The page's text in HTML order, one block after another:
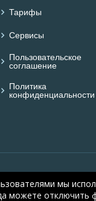
Тарифы
Сервисы
Пользовательское
соглашение
Политика
конфиденциальности
мы
можете отключить